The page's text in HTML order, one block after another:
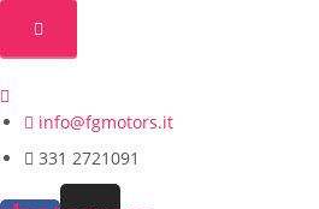
info@fgmotors.it
331 2721091